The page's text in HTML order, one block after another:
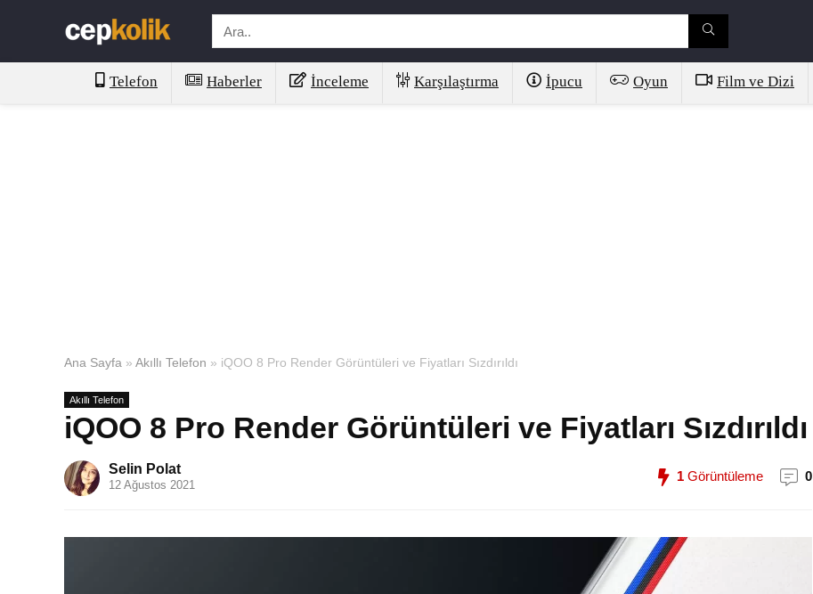
Telefon Haberler İnceleme Karşılaştırma İpucu Oyun Film ve Dizi
Ana Sayfa » Akıllı Telefon » iQOO 8 Pro Render Görüntüleri ve Fiyatları Sızdırıldı
Akıllı Telefon
iQOO 8 Pro Render Görüntüleri ve Fiyatları Sızdırıldı
Selin Polat
12 Ağustos 2021
1 Görüntüleme 0